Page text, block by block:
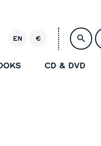
EN
R
€
CD & DVD